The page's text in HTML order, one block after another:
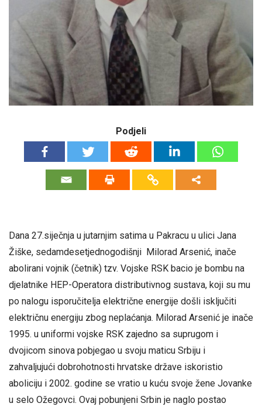
Podjeli
Dana 27.siječnja u jutarnjim satima u Pakracu u ulici Jana
Žiške, sedamdesetjednogodišnji Milorad Arsenić, inače
abolirani vojnik (četnik) tzv. Vojske RSK bacio je bombu na
djelatnike HEP-Operatora distributivnog sustava, koji su mu
po nalogu isporučitelja električne energije došli isključiti
električnu energiju zbog neplaćanja. Milorad Arsenić je inače
1995. u uniformi vojske RSK zajedno sa suprugom i
dvojicom sinova pobjegao u svoju maticu Srbiju i
zahvaljujući dobrohotnosti hrvatske države iskoristio
aboliciju i 2002. godine se vratio u kuću svoje žene Jovanke
u selo Ožegovci. Ovaj pobunjeni Srbin je naglo postao